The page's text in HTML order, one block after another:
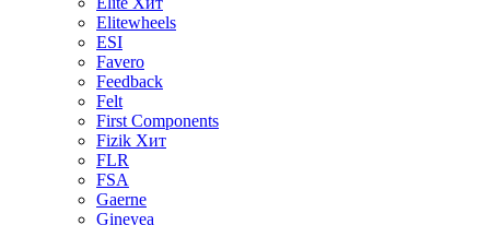
Elitewheels
ESI
Favero
Feedback
Felt
First Components
Fizik Хит
FLR
FSA
Gaerne
Gineyea